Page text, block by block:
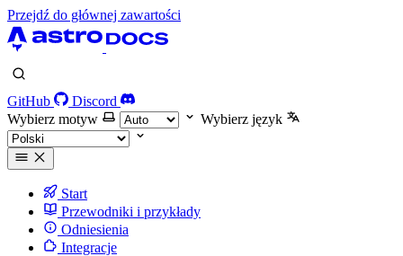
Przejdź do głównej zawartości
GitHub
Discord
Wybierz motyw
Wybierz język
Start
Przewodniki i przykłady
Odniesienia
Integracje